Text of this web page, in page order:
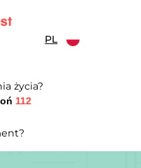
PL
życia?
112